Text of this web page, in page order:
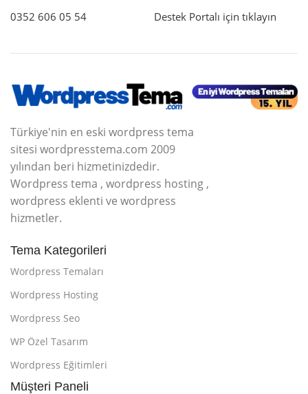
0352 606 05 54 Destek Portalı için tıklayın
Türkiye'nin en eski wordpress tema
sitesi wordpresstema.com 2009
yılından beri hizmetinizdedir.
Wordpress tema , wordpress hosting ,
wordpress eklenti ve wordpress
hizmetler.
Tema Kategorileri
Wordpress Temaları
Wordpress Hosting
Wordpress Seo
WP Özel Tasarım
Wordpress Eğitimleri
Müşteri Paneli